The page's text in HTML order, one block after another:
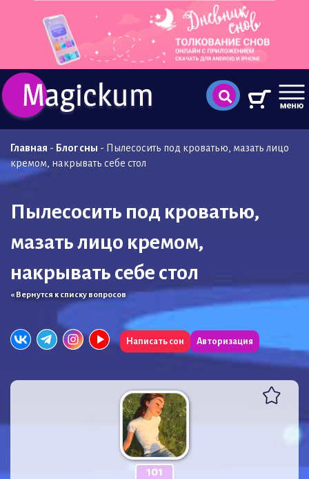
Главная - Блог сны - Пылесосить под кроватью, мазать лицо
кремом, накрывать себе стол
Пылесосить под кроватью,
мазать лицо кремом,
накрывать себе стол
« Вернутся к списку вопросов
Написать сон Авторизация
101